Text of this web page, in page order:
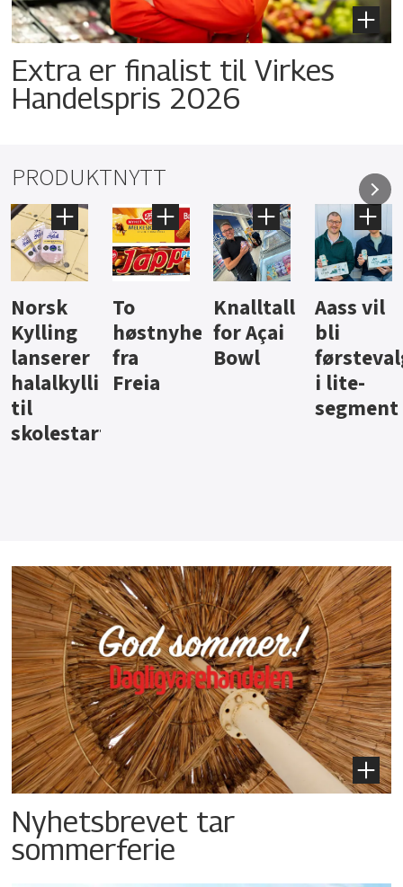
Extra er finalist til Virkes
Handelspris 2026
PRODUKTNYTT
Knalltall
for Açai
Bowl
Aass vil
bli
førstevalg
i lite-
Brus og
jus fra
Berentsen
Hard
iste fra
Hansa
Nyhetsbrevet tar
sommerferie